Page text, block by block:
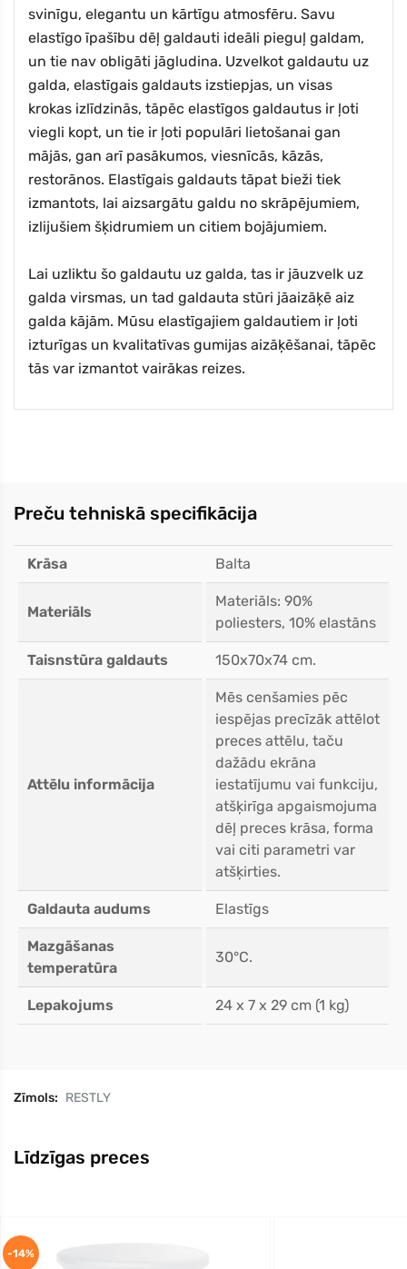
svinīgu, elegantu un kārtīgu atmosfēru. Savu
elastīgo īpašību dēļ galdauti ideāli pieguļ galdam,
un tie nav obligāti jāgludina. Uzvelkot galdautu uz
galda, elastīgais galdauts izstiepjas, un visas
krokas izlīdzinās, tāpēc elastīgos galdautus ir ļoti
viegli kopt, un tie ir ļoti populāri lietošanai gan
mājās, gan arī pasākumos, viesnīcās, kāzās,
restorānos. Elastīgais galdauts tāpat bieži tiek
izmantots, lai aizsargātu galdu no skrāpējumiem,
izlijušiem šķidrumiem un citiem bojājumiem.
Lai uzliktu šo galdautu uz galda, tas ir jāuzvelk uz
galda virsmas, un tad galdauta stūri jāaizāķē aiz
galda kājām. Mūsu elastīgajiem galdautiem ir ļoti
izturīgas un kvalitatīvas gumijas aizāķēšanai, tāpēc
tās var izmantot vairākas reizes.
Preču tehniskā specifikācija
Krāsa Balta
Materiāls
Materiāls: 90%
poliesters, 10% elastāns
Taisnstūra galdauts 150x70x74 cm.
Attēlu informācija
Mēs cenšamies pēc
iespējas precīzāk attēlot
preces attēlu, taču
dažādu ekrāna
iestatījumu vai funkciju,
atšķirīga apgaismojuma
dēļ preces krāsa, forma
vai citi parametri var
atšķirties.
Galdauta audums Elastīgs
Mazgāšanas
temperatūra
30°C.
Lepakojums 24 x 7 x 29 cm (1 kg)
Zīmols: RESTLY
Līdzīgas preces
-14%